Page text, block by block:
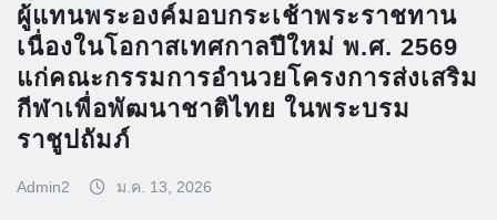
ผู้แทนพระองค์มอบกระเช้าพระราชทาน
เนื่องในโอกาสเทศกาลปีใหม่ พ.ศ. 2569
แก่คณะกรรมการอำนวยโครงการส่งเสริม
กีฬาเพื่อพัฒนาชาติไทย ในพระบรม
ราชูปถัมภ์
Admin2 ม.ค. 13, 2026